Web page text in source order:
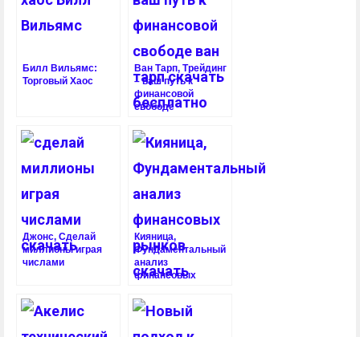
Билл Вильямс:
Торговый Хаос
Ван Тарп, Трейдинг
– ваш путь к
финансовой
свободе
Джонс, Сделай
миллионы играя
числами
Кияница,
Фундаментальный
анализ
финансовых